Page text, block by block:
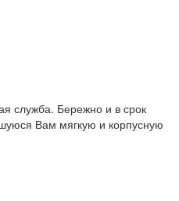
служба. Бережно и в срок
Вам мягкую и корпусную